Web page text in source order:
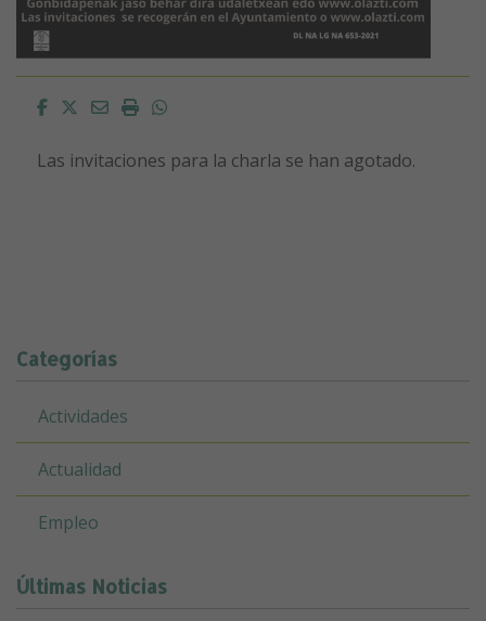
Facebook
Twitter
EmailImprimirWhatsapp
Las invitaciones para la charla se han agotado.
Categorías
Actividades
Actualidad
Empleo
Últimas Noticias